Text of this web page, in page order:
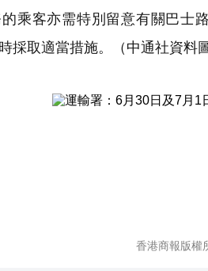
乘客亦需特別留意有關巴士
採取適當措施。（中通社資料圖
香港商報版權